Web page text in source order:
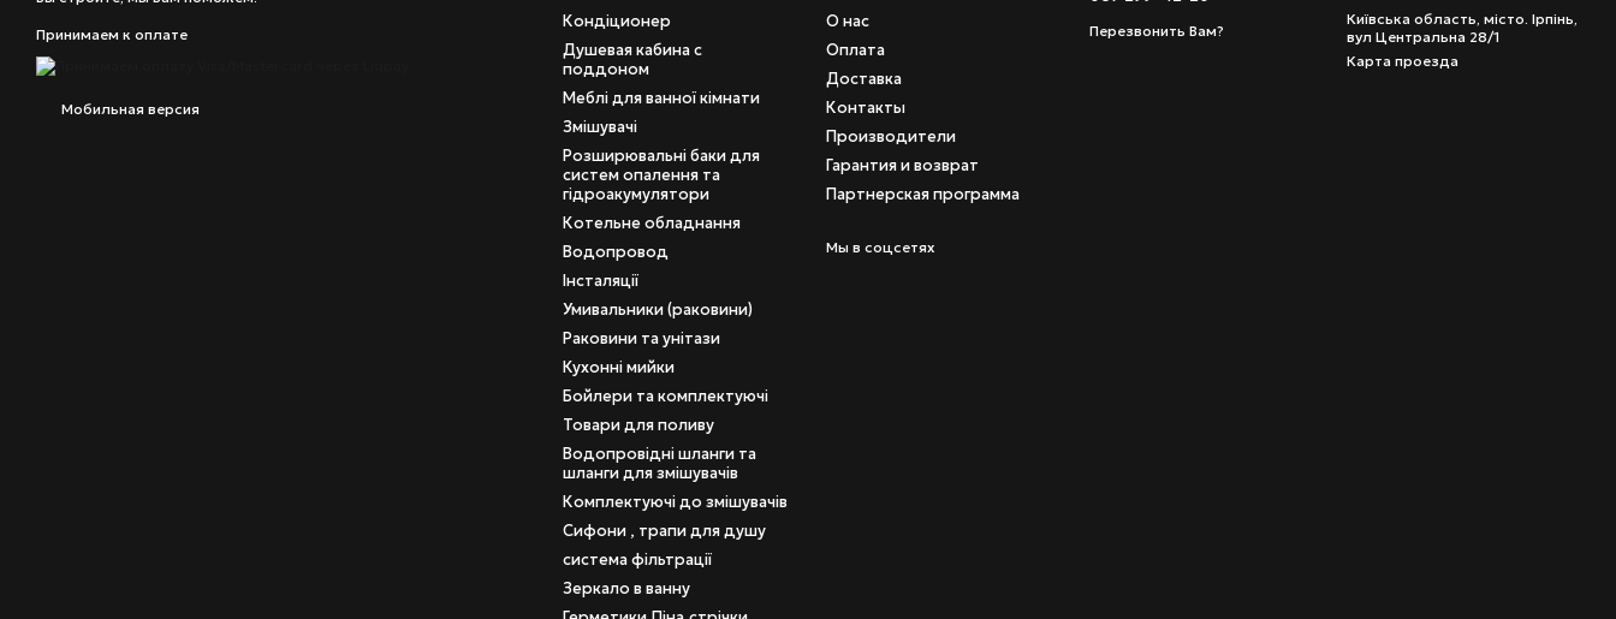
Принимаем к оплате
Мобильная версия
Кондіционер
Душевая кабина с
поддоном
Меблі для ванної кімнати
Змішувачі
Розширювальні баки для
систем опалення та
гідроакумулятори
Котельне обладнання
Водопровод
Інсталяції
Умивальники (раковини)
Раковини та унітази
Кухонні мийки
Бойлери та комплектуючі
Товари для поливу
Водопровідні шланги та
шланги для змішувачів
Комплектуючі до змішувачів
Сифони , трапи для душу
система фільтрації
Зеркало в ванну
О нас
Оплата
Доставка
Контакты
Производители
Гарантия и возврат
Партнерская программа
Мы в соцсетях
Перезвонить Вам?
Київська область, місто. Ірпінь,
вул Центральна 28/1
Карта проезда